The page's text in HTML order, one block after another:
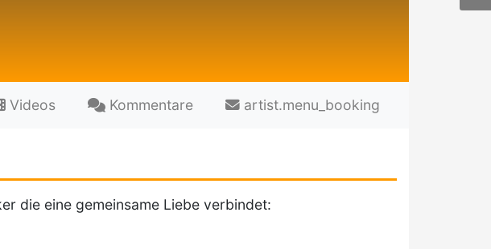
Videos Kommentare artist.menu_booking
die eine gemeinsame Liebe verbindet: